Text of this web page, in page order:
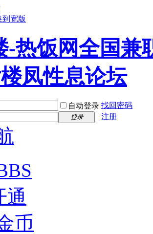
到宽版
自动登录 找回密码
登录 注册
通
币